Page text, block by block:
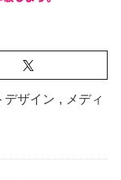
デザイン , メディ